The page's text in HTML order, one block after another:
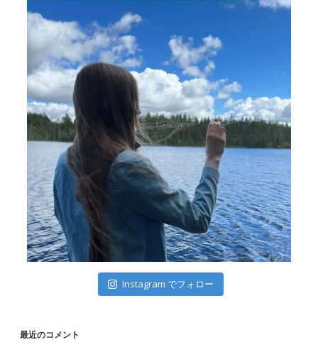
Instagram でフォロー
最近のコメント